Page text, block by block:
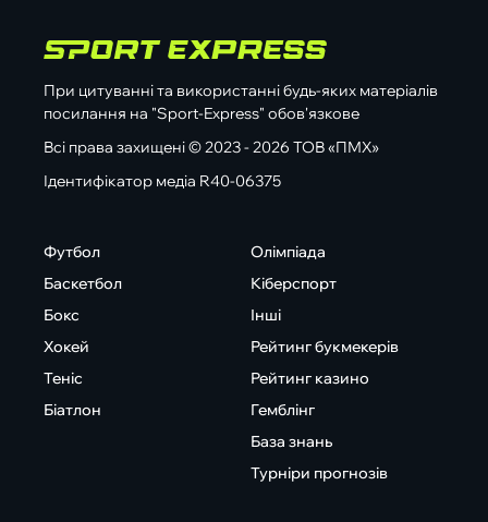
При цитуванні та використанні будь-яких матеріалів
посилання на "Sport-Express" обов'язкове
Всі права захищені © 2023 - 2026 ТОВ «ПМХ»
Ідентифікатор медіа R40-06375
Футбол
Баскетбол
Бокс
Хокей
Теніс
Біатлон
Олімпіада
Кіберспорт
Інші
Рейтинг букмекерів
Рейтинг казино
Гемблінг
База знань
Турніри прогнозів